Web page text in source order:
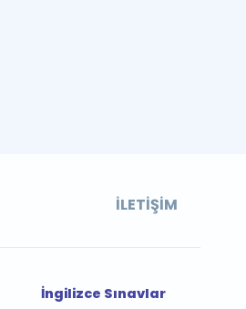
İLETIŞIM
İngilizce Sınavlar